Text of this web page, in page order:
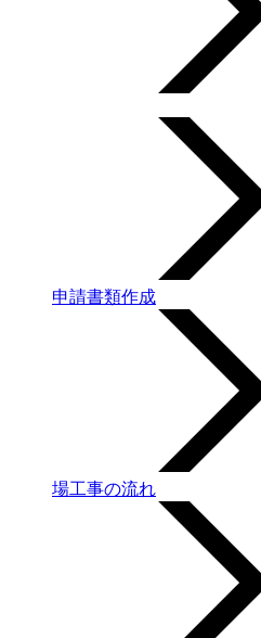
申請書類作成
場工事の流れ